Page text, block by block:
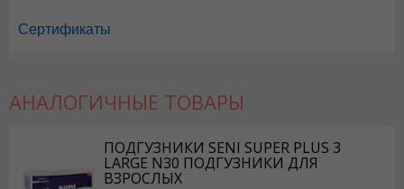
Сертификаты
АНАЛОГИЧНЫЕ ТОВАРЫ
ПОДГУЗНИКИ SENI SUPER PLUS 3
LARGE N30 ПОДГУЗНИКИ ДЛЯ
ВЗРОСЛЫХ